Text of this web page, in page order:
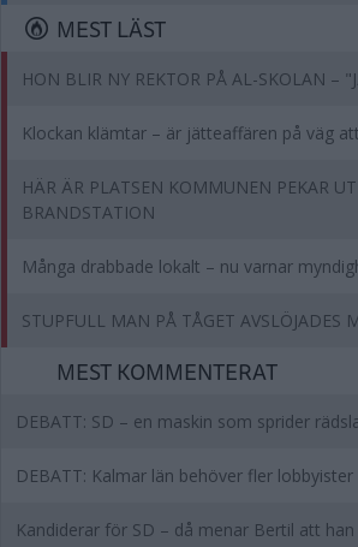
MEST LÄST
HON BLIR NY REKTOR PÅ AL-SKOLAN –
Klockan klämtar – är jätteaffären på väg
HÄR ÄR PLATSEN KOMMUNEN PEKAR
BRANDSTATION
Många drabbade lokalt – nu varnar
STUPFULL MAN PÅ TÅGET AVSLÖJADES
MEST KOMMENTERAT
DEBATT: SD – en maskin som sprider
DEBATT: Kalmar län behöver fler lobbyister
Kandiderar för SD – då menar Bertil att